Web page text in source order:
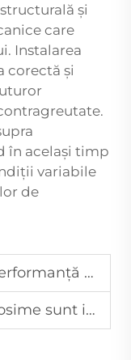
și
care
Instalarea
corectă și
în același timp
variabile
de
de nivel competițional?
gimnastice pentru cluburi?